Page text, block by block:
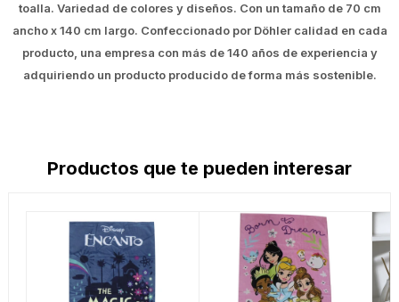
toalla. Variedad de colores y diseños. Con un tamaño de 70 cm
ancho x 140 cm largo. Confeccionado por Döhler calidad en cada
producto, una empresa con más de 140 años de experiencia y
adquiriendo un producto producido de forma más sostenible.
Productos que te pueden interesar